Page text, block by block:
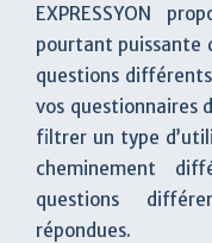
EXPRESSYON
pourtant puissante
questions
vos questionnaires
filtrer un type
cheminement
questions
répondues.